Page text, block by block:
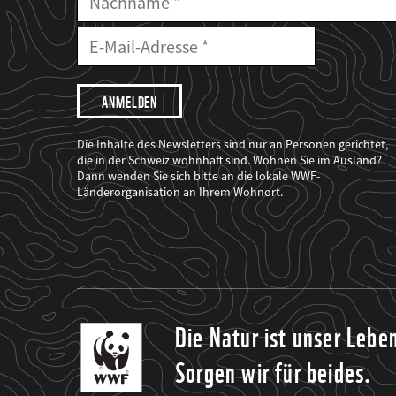
Nachname
E-
Mailadresse
Mail
Adresse
Ich
möchte,
dass
der
WWF
mich
über
seine
Projekte
informiert.
Die Inhalte des Newsletters sind nur an Personen gerichtet,
die in der Schweiz wohnhaft sind. Wohnen Sie im Ausland?
Dann wenden Sie sich bitte an die lokale WWF-
Länderorganisation an Ihrem Wohnort.
Die Natur ist unser
Sorgen wir für beides.